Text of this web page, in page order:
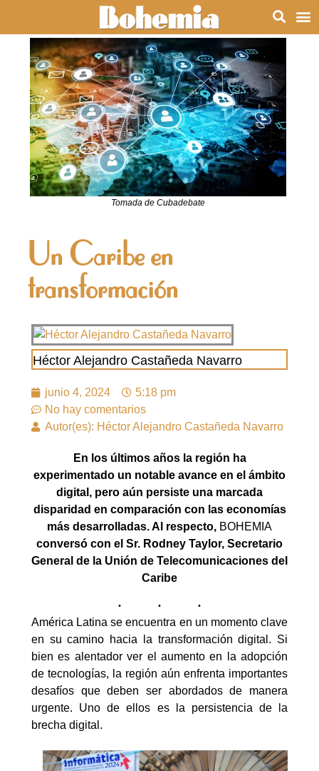
Tomada de Cubadebate
Un Caribe en
transformación
Héctor Alejandro Castañeda Navarro
junio 4, 2024
5:18 pm
No hay comentarios
Autor(es): Héctor Alejandro Castañeda Navarro
En los últimos años la región ha
experimentado un notable avance en el ámbito
digital, pero aún persiste una marcada
disparidad en comparación con las economías
más desarrolladas. Al respecto, BOHEMIA
conversó con el Sr. Rodney Taylor, Secretario
General de la Unión de Telecomunicaciones del
Caribe
América Latina se encuentra en un momento clave
en su camino hacia la transformación digital. Si
bien es alentador ver el aumento en la adopción
de tecnologías, la región aún enfrenta importantes
desafíos que deben ser abordados de manera
urgente. Uno de ellos es la persistencia de la
brecha digital.